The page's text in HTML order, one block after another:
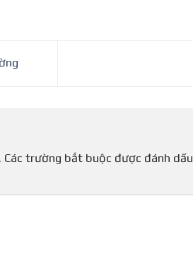
Các trường bắt buộc được đánh dấu